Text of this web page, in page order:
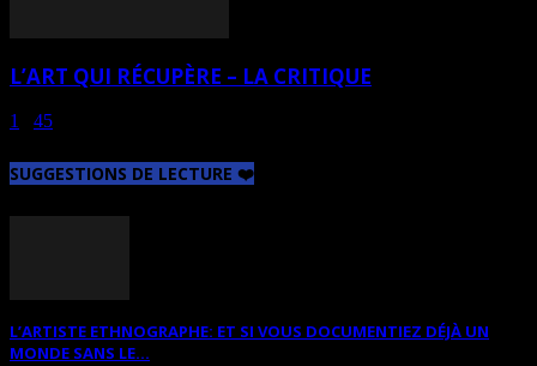
L’ART QUI RÉCUPÈRE – LA CRITIQUE
1 45
SUGGESTIONS DE LECTURE ❤️
L’ARTISTE ETHNOGRAPHE: ET SI VOUS DOCUMENTIEZ DÉJÀ UN
MONDE SANS LE...